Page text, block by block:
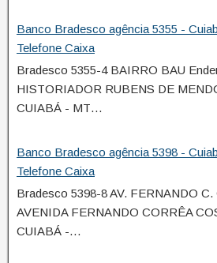
Banco Bradesco agência 5355 -
Telefone Caixa
Bradesco 5355-4 BAIRRO BAU
HISTORIADOR RUBENS DE
CUIABÁ - MT…
Banco Bradesco agência 5398 -
Telefone Caixa
Bradesco 5398-8 AV. FERNANDO C.
AVENIDA FERNANDO CORRÊA
CUIABÁ -…